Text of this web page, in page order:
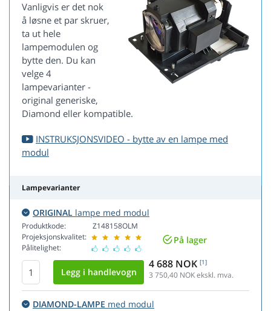
Vanligvis er det nok
å løsne et par skruer,
ta ut hele
lampemodulen og
bytte den. Du kan
velge 4
lampevarianter -
original generiske,
Diamond eller kompatible.
INSTRUKSJONSVIDEO - bytte av en lampe med
modul
Lampevarianter
ORIGINAL lampe med modul
Produktkode:
Projeksjonskvalitet:
Pålitelighet:
Z148158OLM
På lager
4 688 NOK [1]
3 750,40 NOK ekskl. mva.
DIAMOND-LAMPE med modul